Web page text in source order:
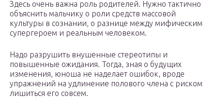
Здесь очень важна роль родителей. Нужно тактично
объяснить мальчику о роли средств массовой
культуры в сознании, о разнице между мифическим
супергероем и реальным человеком.
Надо разрушить внушенные стереотипы и
повышенные ожидания. Тогда, зная о будущих
изменения, юноша не наделает ошибок, вроде
упражнений на удлинение полового члена с риском
лишиться его совсем.